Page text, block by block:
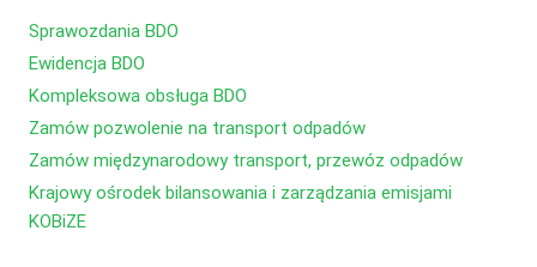
Sprawozdania BDO
Ewidencja BDO
Kompleksowa obsługa BDO
Zamów pozwolenie na transport odpadów
Zamów międzynarodowy transport, przewóz odpadów
Krajowy ośrodek bilansowania i zarządzania emisjami
KOBiZE